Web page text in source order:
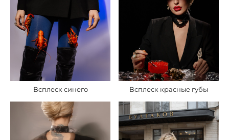
Всплеск синего Всплеск красные губы